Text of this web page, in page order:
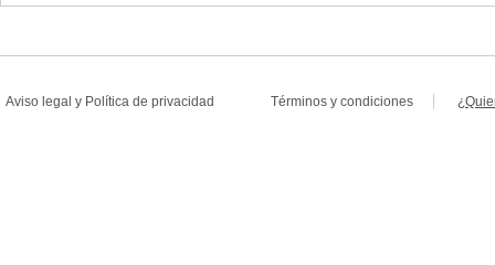
Aviso legal y Política de privacidad Términos y condiciones